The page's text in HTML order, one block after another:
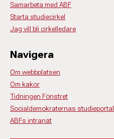
Samarbeta med ABF
Starta studiecirkel
Jag vill bli cirkelledare
Navigera
Om webbplatsen
Om kakor
Tidningen Fönstret
Socialdemokraternas studieportal
ABFs intranät